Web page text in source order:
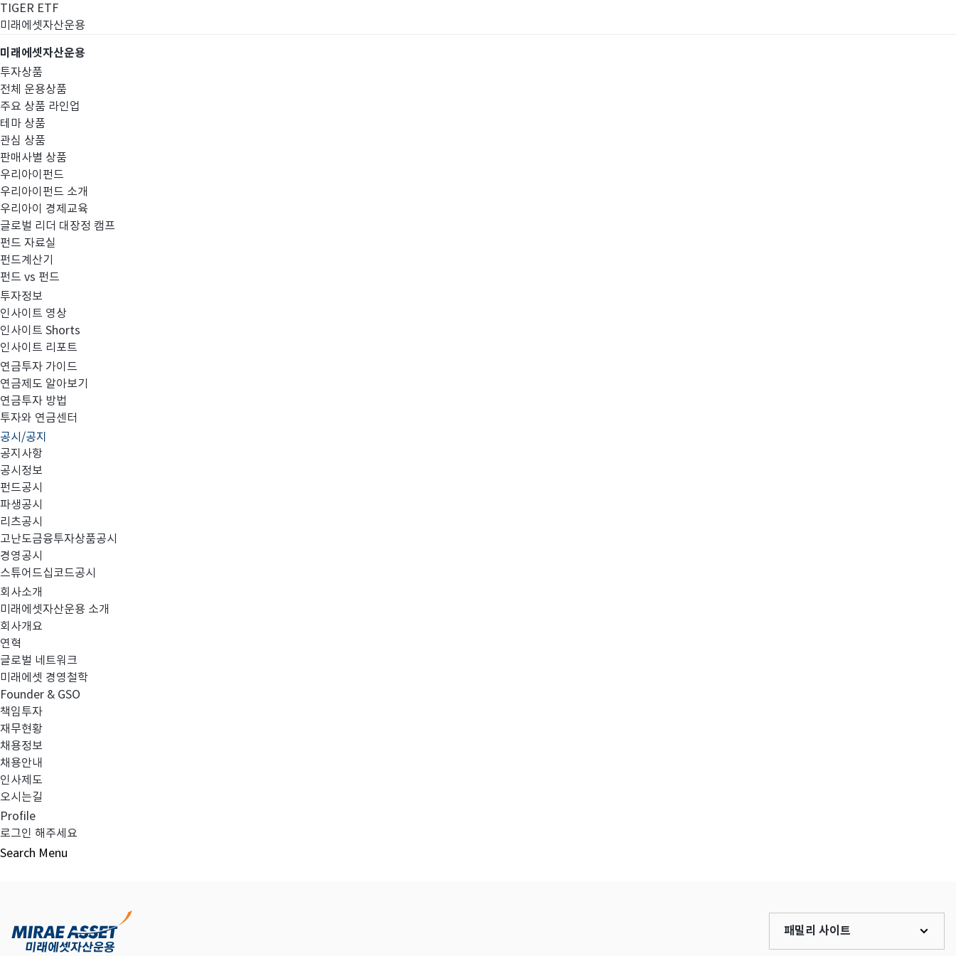
TIGER ETF
미래에셋자산운용
미래에셋자산운용
투자상품
전체 운용상품
주요 상품 라인업
테마 상품
관심 상품
판매사별 상품
우리아이펀드
우리아이펀드 소개
우리아이 경제교육
글로벌 리더 대장정 캠프
펀드 자료실
펀드계산기
펀드 vs 펀드
투자정보
인사이트 영상
인사이트 Shorts
인사이트 리포트
연금투자 가이드
연금제도 알아보기
연금투자 방법
투자와 연금센터
공시/공지
공지사항
공시정보
펀드공시
파생공시
리츠공시
고난도금융투자상품공시
경영공시
스튜어드십코드공시
회사소개
미래에셋자산운용 소개
회사개요
연혁
글로벌 네트워크
미래에셋 경영철학
Founder & GSO
책임투자
재무현황
채용정보
채용안내
인사제도
오시는길
Profile
로그인 해주세요
Search Menu
고난도금융투자상품
고난도금융투자상품_공시_20220519
이전글
다음글
목록보기
패밀리 사이트